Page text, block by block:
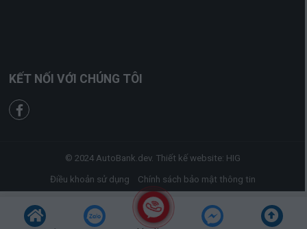
KẾT NỐI VỚI CHÚNG TÔI
© 2024 AutoBank.dev. Thiết kế website: HIG
Điều khoản sử dụng Chính sách bảo mật thông tin